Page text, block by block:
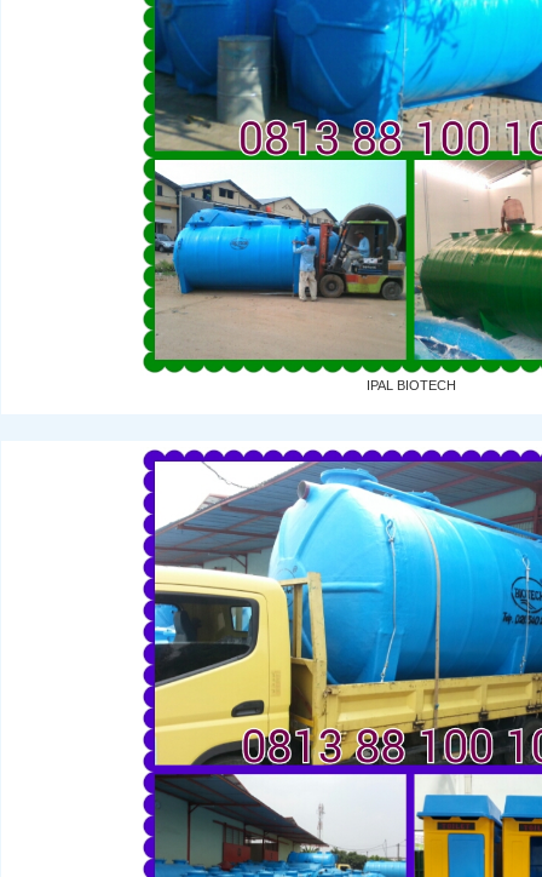
IPAL BIOTECH